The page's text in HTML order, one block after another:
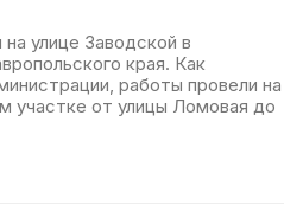
улице Заводской в
края. Как
работы провели на
участке от улицы Ломовая до